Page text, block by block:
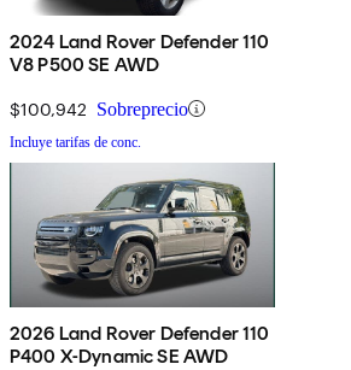
2024 Land Rover Defender 110
V8 P500 SE AWD
$100,942 Sobreprecio
Incluye tarifas de conc.
2026 Land Rover Defender 110
P400 X-Dynamic SE AWD